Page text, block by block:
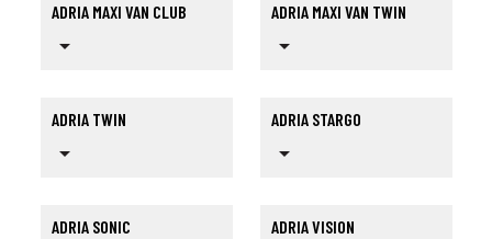
ADRIA MAXI VAN CLUB
arrow_drop_down
ADRIA MAXI VAN TWIN
arrow_drop_down
ADRIA TWIN
arrow_drop_down
ADRIA STARGO
arrow_drop_down
ADRIA SONIC ADRIA VISION